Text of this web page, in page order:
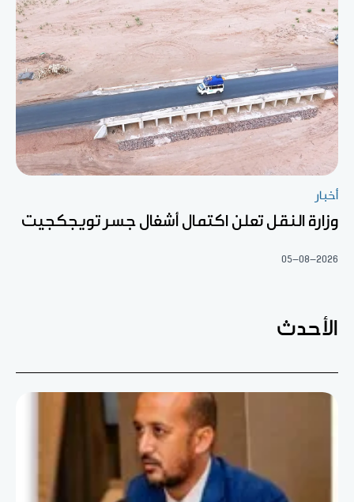
أخبار
وزارة النقل تعلن اكتمال أشغال جسر تويجكجيت
05-08-2026
الأحدث